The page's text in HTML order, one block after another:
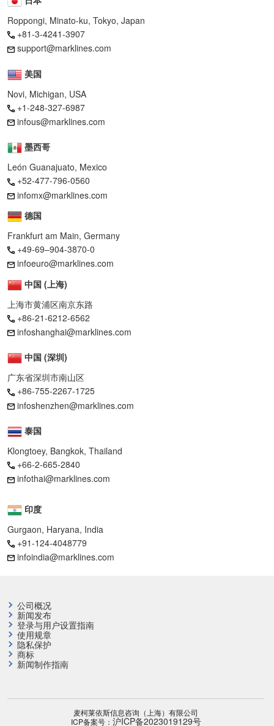
Roppongi, Minato-ku, Tokyo, Japan
+81-3-4241-3907
support@marklines.com
美国
Novi, Michigan, USA
+1-248-327-6987
infous@marklines.com
墨西哥
León Guanajuato, Mexico
+52-477-796-0560
infomx@marklines.com
德国
Frankfurt am Main, Germany
+49-69–904-3870-0
infoeuro@marklines.com
中国 (上海)
上海市黄浦区南京东路
+86-21-6212-6562
infoshanghai@marklines.com
中国 (深圳)
广东省深圳市南山区
+86-755-2267-1725
infoshenzhen@marklines.com
泰国
Klongtoey, Bangkok, Thailand
+66-2-665-2840
infothai@marklines.com
印度
Gurgaon, Haryana, India
+91-124-4048779
infoindia@marklines.com
公司概况
新闻发布
登录与用户设置指南
使用规章
隐私保护
商标
新闻制作指南
麦柯莱依斯信息咨询（上海）有限公司
ICP备案号： 沪ICP备2023019129号